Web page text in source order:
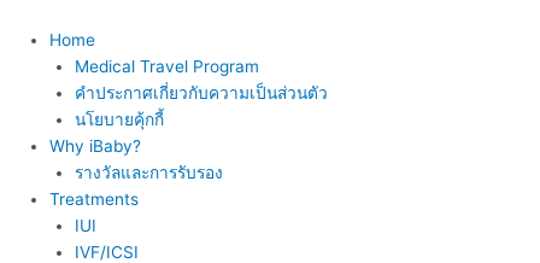
content
Home
Medical Travel Program
คำประกาศเกี่ยวกับความเป็นส่วนตัว
นโยบายคุ้กกี้
Why iBaby?
รางวัลและการรับรอง
Treatments
IUI
IVF/ICSI